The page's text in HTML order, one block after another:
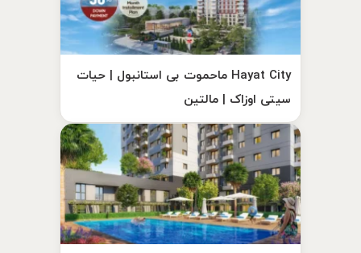
Hayat City ماحموت بی استانبول | حیات
سیتی اوزاک | مالتین